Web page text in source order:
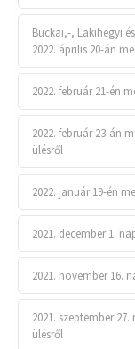
Buckai,-, Lakihegyi
2022. április 20-án
2022. február 21-én
2022. február 23-án
ülésről
2022. január 19-én
2021. december 1.
2021. november 16.
2021. szeptember
ülésről